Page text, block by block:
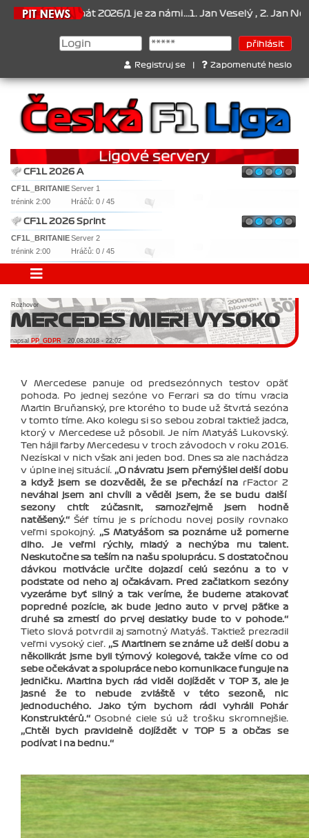
2026/1 je za námi...1. Jan Veselý , 2. Jan Nováček , 3.
Registruj se Zapomenuté heslo
CF1L 2026 A
CF1L_BRITANIEServer 1
trénink 2:00
Hráčů: 0 / 45
CF1L 2026 Sprint
CF1L_BRITANIEServer 2
trénink 2:00
Hráčů: 0 / 45
Rozhovor
MERCEDES MIERI VYSOKO
napsal PP_GDPR - 20.08.2018 - 22:02
V Mercedese panuje od predsezónnych testov opäť
pohoda. Po jednej sezóne vo Ferrari sa do tímu vracia
Martin Bruňanský, pre ktorého to bude už štvrtá sezóna
v tomto tíme. Ako kolegu si so sebou zobral taktiež jadca,
ktorý v Mercedese už pôsobil. Je ním Matyáš Lukovský.
Ten hájil farby Mercedesu v troch závodoch v roku 2016.
Nezískal v nich však ani jeden bod. Dnes sa ale nachádza
v úplne inej situácií. ‚‚O návratu jsem přemýšlel delší dobu
a když jsem se dozvěděl, že se přechází na
rFactor 2
neváhal jsem ani chvíli a věděl jsem, že se budu další
sezony chtít zúčasnit, samozřejmě jsem hodně
natěšený.‘‘ Šéf tímu je s príchodu novej posily rovnako
veľmi spokojný. ‚‚S Matyášom sa poznáme už pomerne
dlho. Je veľmi rýchly, mladý a nechýba mu talent.
Neskutočne sa teším na našu spoluprácu. S dostatočnou
dávkou motivácie určite dojazdí celú sezónu a to v
podstate od neho aj očakávam. Pred začiatkom sezóny
vyzeráme byť silný a tak veríme, že budeme atakovať
popredné pozície, ak bude jedno auto v prvej päťke a
druhé sa zmestí do prvej desiatky bude to v pohode.‘‘
Tieto slová potvrdil aj samotný Matyáš. Taktiež prezradil
veľmi vysoký cieľ. ‚‚S Martinem se známe už delší dobu a
několikrát jsme byli týmový kolegové, takže víme co od
sebe očekávat a spolupráce nebo komunikace funguje na
jedničku. Martina bych rád viděl dojíždět v TOP 3, ale je
jasné že to nebude zvláště v této sezoně, nic
jednoduchého. Jako tým bychom rádi vyhráli Pohár
Konstruktérů.‘‘ Osobné ciele sú už trošku skromnejšie.
‚‚Chtěl bych pravidelně dojíždět v TOP 5 a občas se
podívat i na bednu.‘‘